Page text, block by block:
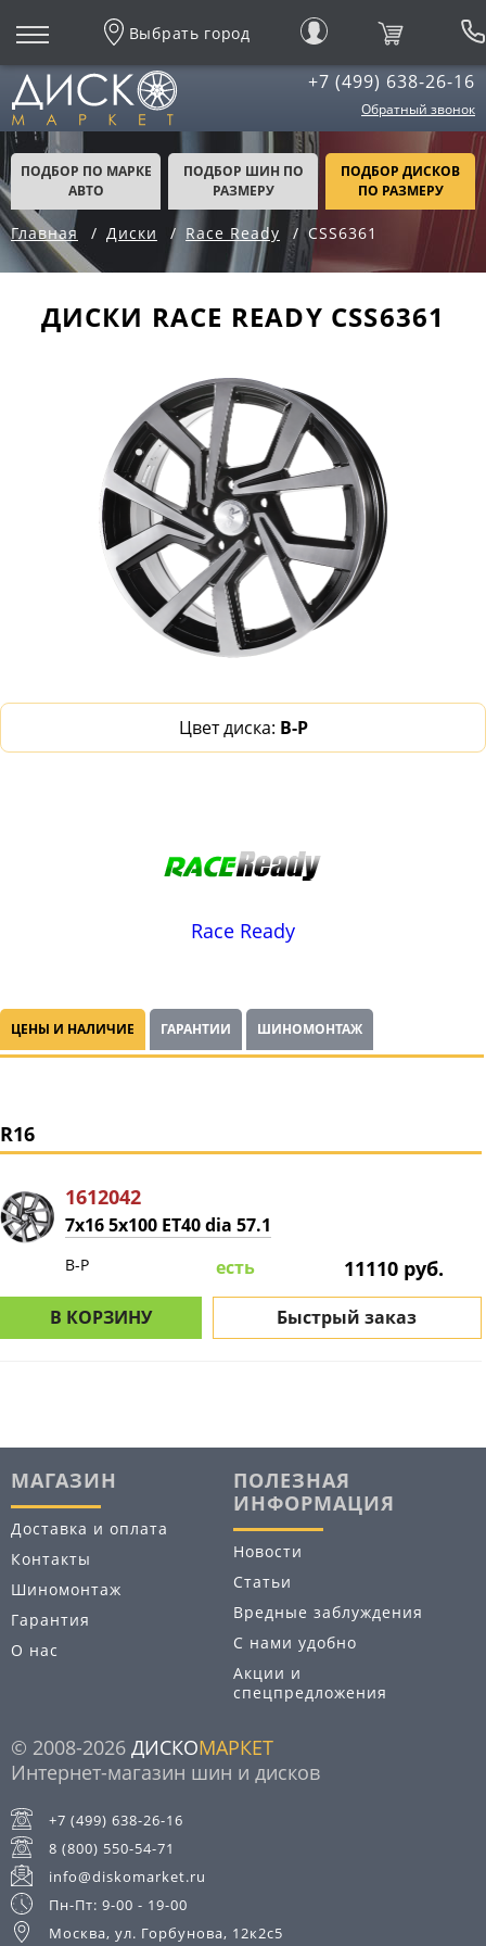
Выбрать город
+7 (499) 638-26-16
Обратный звонок
ПОДБОР ПО МАРКЕ
АВТО
ПОДБОР ШИН ПО
РАЗМЕРУ
ПОДБОР ДИСКОВ
ПО РАЗМЕРУ
Главная Диски Race Ready CSS6361
ДИСКИ RACE READY CSS6361
Цвет диска: B-P
Race Ready
ЦЕНЫ И НАЛИЧИЕ ГАРАНТИИ ШИНОМОНТАЖ
R16
1612042
7x16 5x100 ET40 dia 57.1
B-P есть 11110 руб.
В КОРЗИНУ Быстрый заказ
МАГАЗИН
Доставка и оплата
Контакты
Шиномонтаж
Гарантия
О нас
ПОЛЕЗНАЯ
ИНФОРМАЦИЯ
Новости
Статьи
Вредные заблуждения
С нами удобно
Акции и
спецпредложения
© 2008-2026 ДИСКОМАРКЕТ
Интернет-магазин шин и дисков
+7 (499) 638-26-16
8 (800) 550-54-71
info@diskomarket.ru
Пн-Пт: 9-00 - 19-00
Москва, ул. Горбунова, 12к2с5